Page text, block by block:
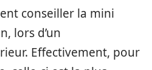
conseiller la mini
lors d’un
Effectivement, pour